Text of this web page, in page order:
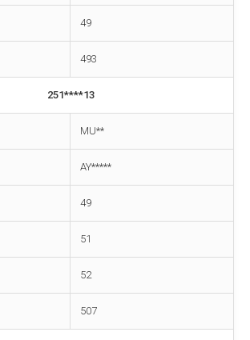
49
493
251****13
MU**
AY*****
49
51
52
507